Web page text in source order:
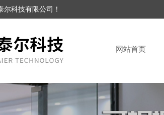
科技有限公司！
网站首页